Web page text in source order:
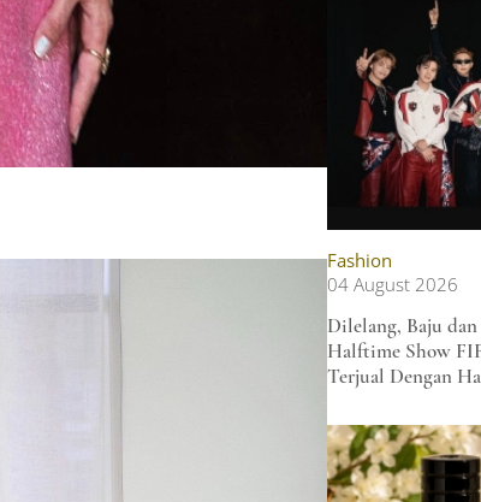
Fashion
04 August 2026
Dilelang, Baju
Halftime Show
Terjual Dengan